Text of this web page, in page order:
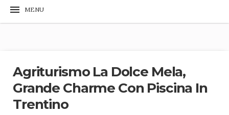
Agriturismo La Dolce Mela,
Grande Charme Con Piscina In
Trentino